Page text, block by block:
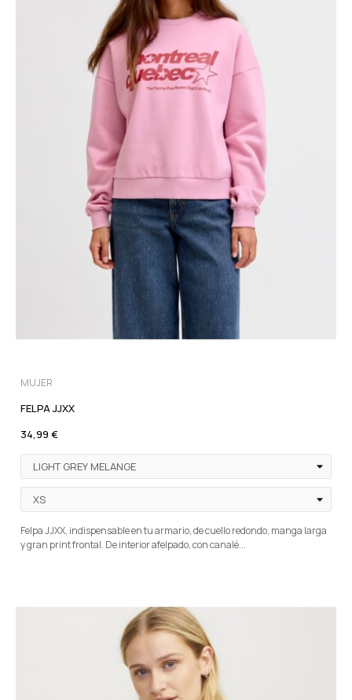
MUJER
FELPA JJXX
34,99 €
Felpa JJXX, indispensable en tu armario, de cuello redondo, manga larga
y gran print frontal. De interior afelpado, con canalé...